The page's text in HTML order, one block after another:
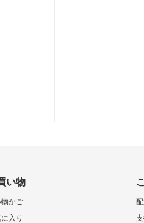
い物
物かご
入り